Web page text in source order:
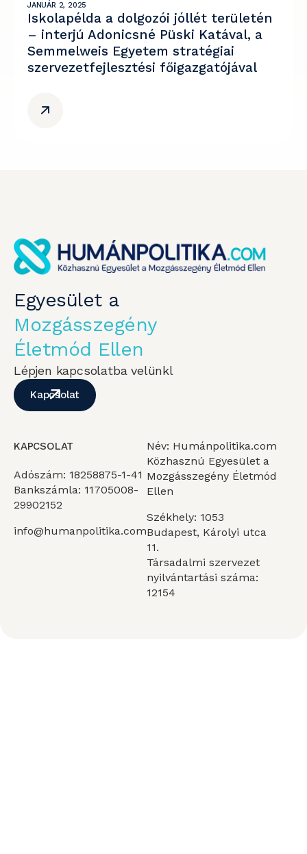
JANUÁR 2, 2025
Iskolapélda a dolgozói jóllét területén
– interjú Adonicsné Püski Katával, a
Semmelweis Egyetem stratégiai
szervezetfejlesztési főigazgatójával
Egyesület a
Mozgásszegény
Életmód Ellen
Lépjen kapcsolatba velünkl
Kapcsolat
KAPCSOLAT
Adószám: 18258875-1-41
Bankszámla: 11705008-
29902152
info@humanpolitika.com
Név: Humánpolitika.com
Közhasznú Egyesület a
Mozgásszegény Életmód
Ellen
Székhely: 1053
Budapest, Károlyi utca
11.
Társadalmi szervezet
nyilvántartási száma:
12154